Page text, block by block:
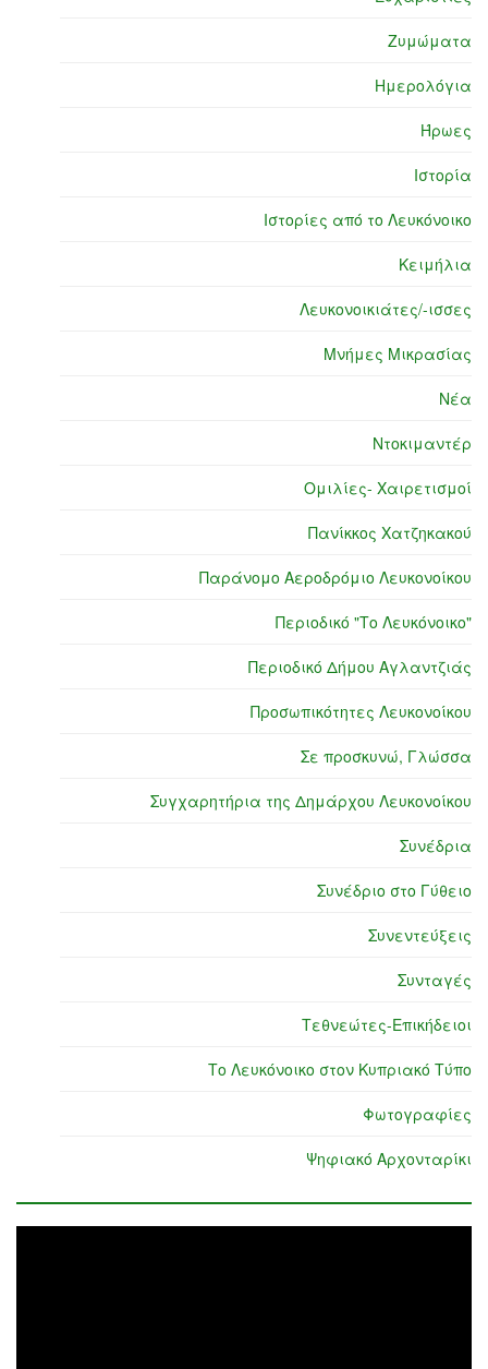
Ζυμώματα
Ημερολόγια
Ήρωες
Ιστορία
Ιστορίες από το Λευκόνοικο
Κειμήλια
Λευκονοικιάτες/-ισσες
Μνήμες Μικρασίας
Νέα
Ντοκιμαντέρ
Ομιλίες- Χαιρετισμοί
Πανίκκος Χατζηκακού
Παράνομο Αεροδρόμιο Λευκονοίκου
Περιοδικό "Το Λευκόνοικο"
Περιοδικό Δήμου Αγλαντζιάς
Προσωπικότητες Λευκονοίκου
Σε προσκυνώ, Γλώσσα
Συγχαρητήρια της Δημάρχου Λευκονοίκου
Συνέδρια
Συνέδριο στο Γύθειο
Συνεντεύξεις
Συνταγές
Τεθνεώτες-Επικήδειοι
Το Λευκόνοικο στον Κυπριακό Τύπο
Φωτογραφίες
Ψηφιακό Αρχονταρίκι